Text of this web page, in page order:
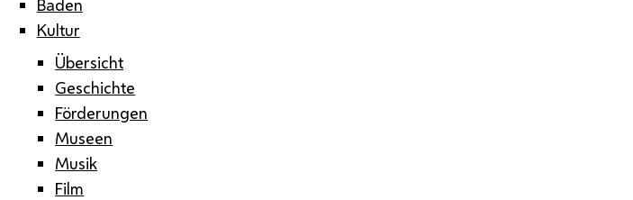
Kultur
Übersicht
Geschichte
Förderungen
Museen
Musik
Film